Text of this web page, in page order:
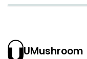
UMushroom